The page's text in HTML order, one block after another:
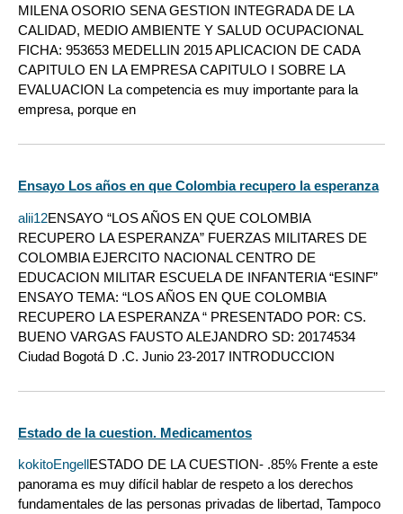
MILENA OSORIO SENA GESTION INTEGRADA DE LA
CALIDAD, MEDIO AMBIENTE Y SALUD OCUPACIONAL
FICHA: 953653 MEDELLIN 2015 APLICACION DE CADA
CAPITULO EN LA EMPRESA CAPITULO I SOBRE LA
EVALUACION La competencia es muy importante para la
empresa, porque en
Ensayo Los años en que Colombia recupero la esperanza
alii12ENSAYO “LOS AÑOS EN QUE COLOMBIA
RECUPERO LA ESPERANZA” FUERZAS MILITARES DE
COLOMBIA EJERCITO NACIONAL CENTRO DE
EDUCACION MILITAR ESCUELA DE INFANTERIA “ESINF”
ENSAYO TEMA: “LOS AÑOS EN QUE COLOMBIA
RECUPERO LA ESPERANZA “ PRESENTADO POR: CS.
BUENO VARGAS FAUSTO ALEJANDRO SD: 20174534
Ciudad Bogotá D .C. Junio 23-2017 INTRODUCCION
Estado de la cuestion. Medicamentos
kokitoEngellESTADO DE LA CUESTION- .85% Frente a este
panorama es muy difícil hablar de respeto a los derechos
fundamentales de las personas privadas de libertad, Tampoco